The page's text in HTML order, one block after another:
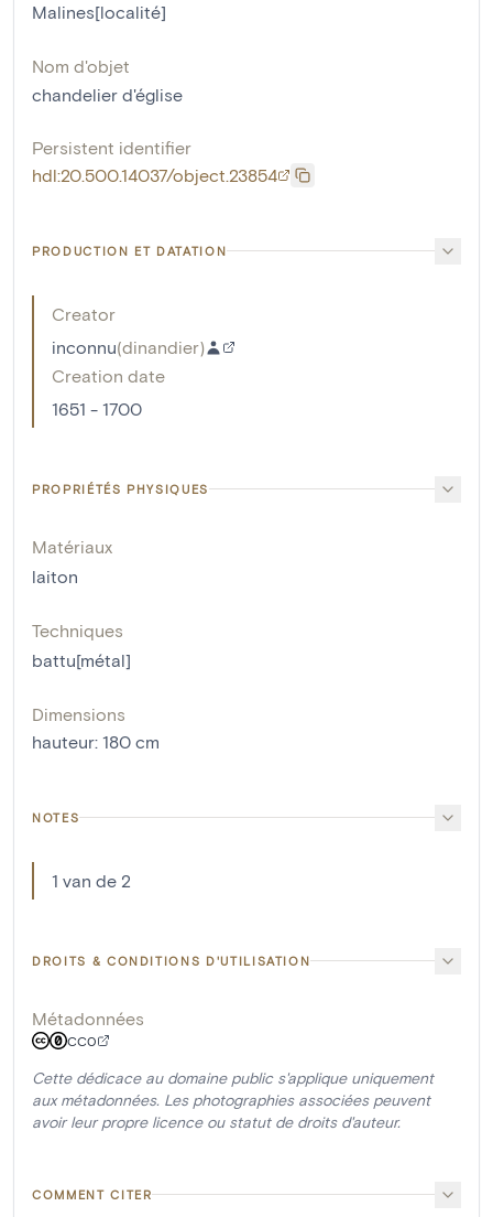
Malines[localité]
Nom d'objet
chandelier d'église
Persistent identifier
hdl:20.500.14037/object.23854
PRODUCTION ET DATATION
Creator
inconnu(dinandier)
Creation date
1651 - 1700
PROPRIÉTÉS PHYSIQUES
Matériaux
laiton
Techniques
battu[métal]
Dimensions
hauteur: 180 cm
NOTES
1 van de 2
DROITS & CONDITIONS D'UTILISATION
Métadonnées
CC0
Cette dédicace au domaine public s'applique uniquement
aux métadonnées. Les photographies associées peuvent
avoir leur propre licence ou statut de droits d'auteur.
COMMENT CITER